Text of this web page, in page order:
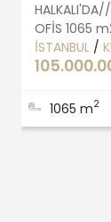
OFİS 1065
İSTANBUL /
1065 m2